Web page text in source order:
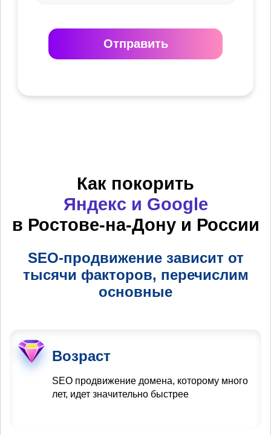
Отправить
Как покорить
Яндекс и Google
в Ростове-на-Дону и России
SEO-продвижение зависит от
тысячи факторов, перечислим
основные
Возраст
SEO продвижение домена, которому много
лет, идет значительно быстрее